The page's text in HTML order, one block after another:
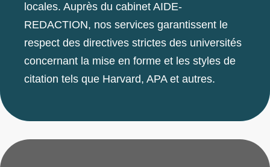
locales. Auprès du cabinet AIDE-
REDACTION, nos services garantissent le
respect des directives strictes des universités
concernant la mise en forme et les styles de
citation tels que Harvard, APA et autres.